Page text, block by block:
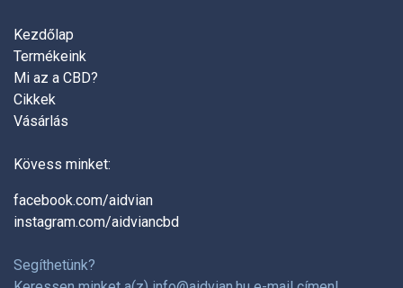
Kezdőlap
Termékeink
Mi az a CBD?
Cikkek
Vásárlás
Kövess minket:
facebook.com/aidvian
instagram.com/aidviancbd
Segíthetünk?